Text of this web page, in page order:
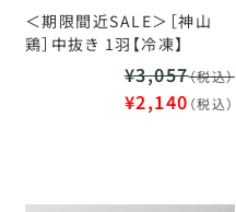
＜期限間近SALE＞［神山
鶏］中抜き 1羽【冷凍】
¥3,057（税込）
¥2,140 （税込）